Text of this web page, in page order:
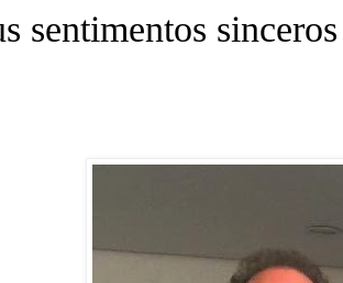
sentimentos